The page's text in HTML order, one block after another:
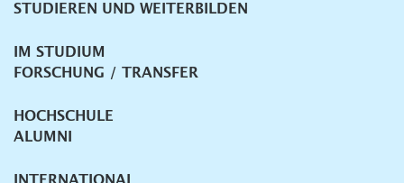
Unternavigation
STUDIEREN UND WEITERBILDEN
IM STUDIUM
FORSCHUNG / TRANSFER
HOCHSCHULE
ALUMNI